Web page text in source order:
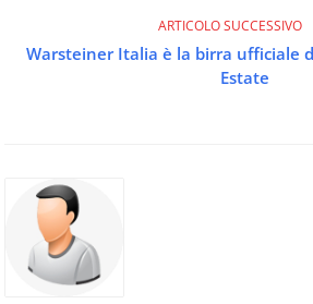
ARTICOLO SUCCESSIVO
Warsteiner Italia è la birra ufficiale
Estate